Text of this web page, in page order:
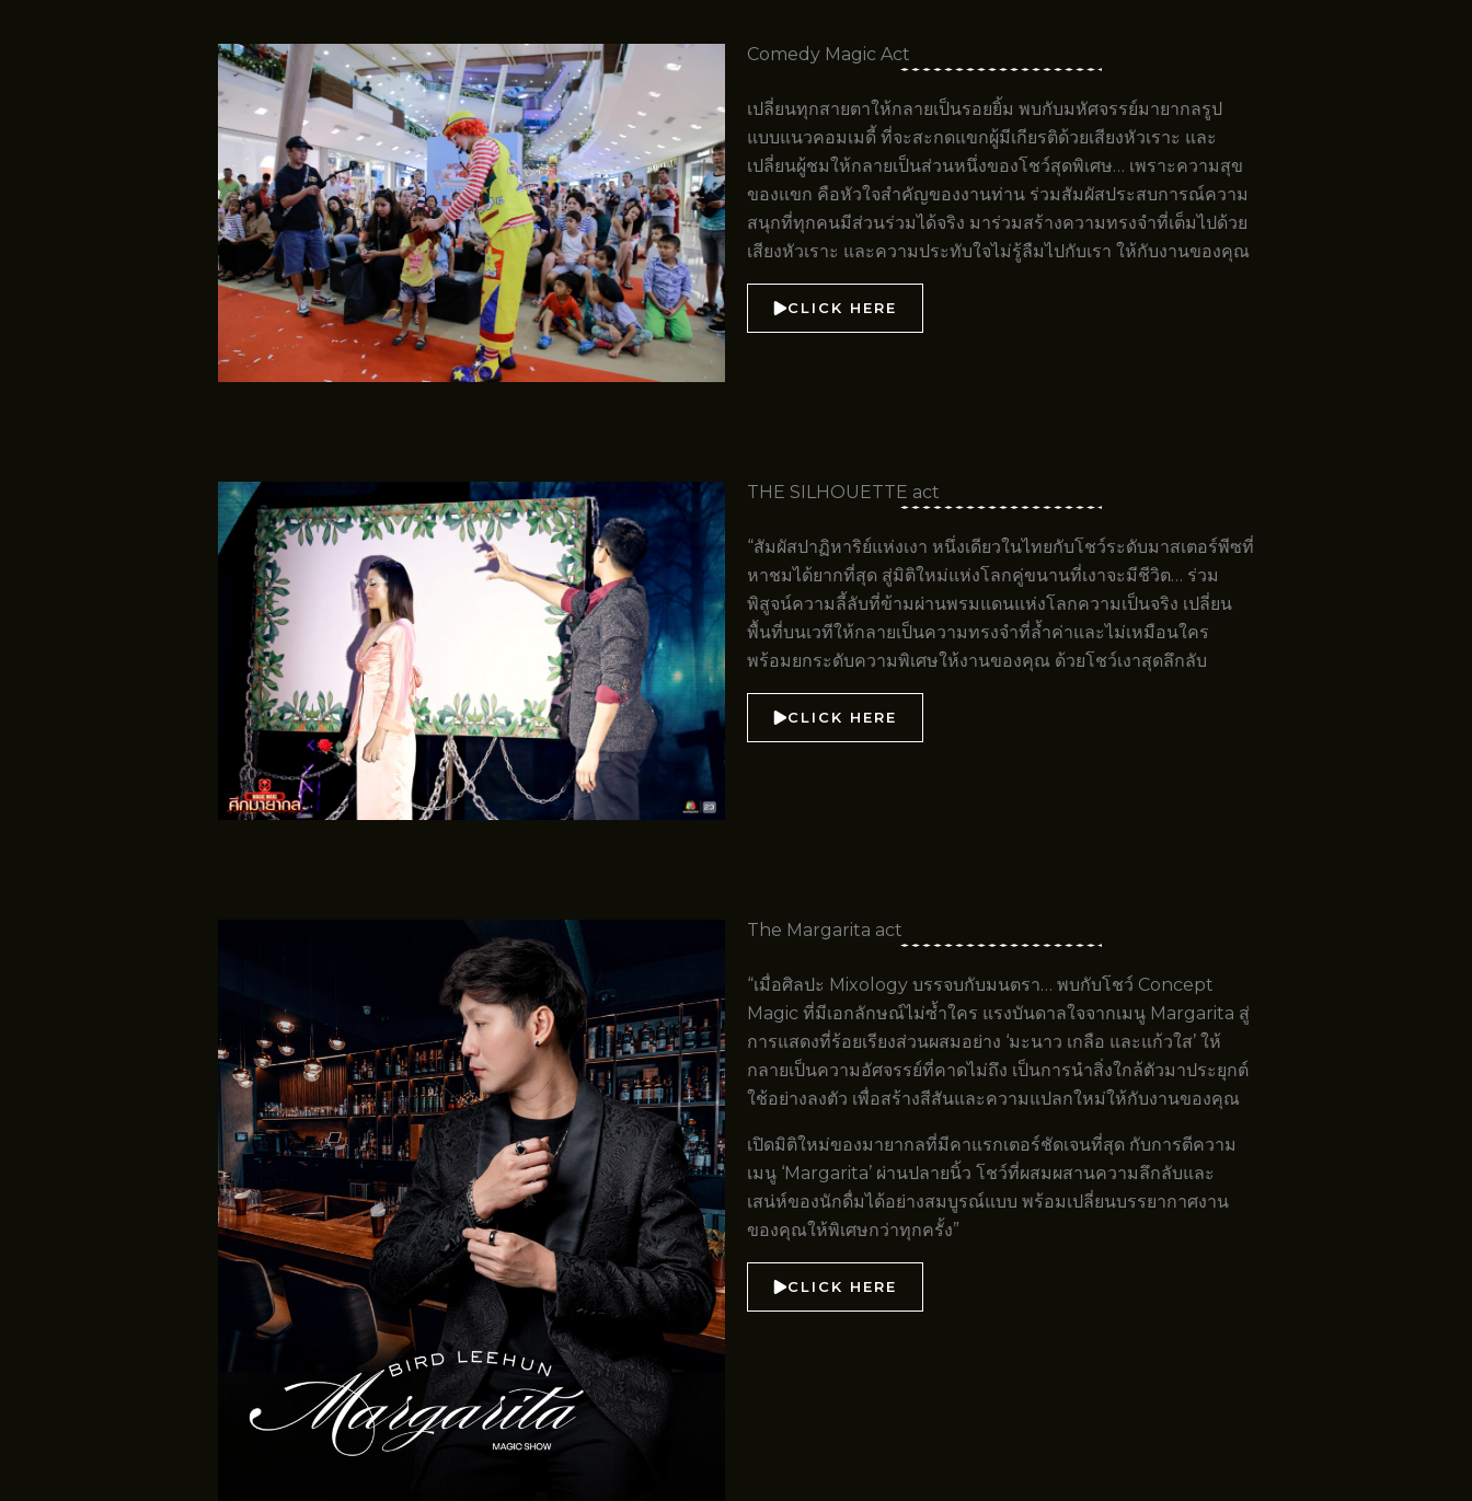
Comedy Magic Act
เปลี่ยนทุกสายตาให้กลายเป็นรอยยิ้ม พบกับมหัศจรรย์มายากลรูป
แบบแนวคอมเมดี้ ที่จะสะกดแขกผู้มีเกียรติด้วยเสียงหัวเราะ และ
เปลี่ยนผู้ชมให้กลายเป็นส่วนหนึ่งของโชว์สุดพิเศษ… เพราะความสุข
ของแขก คือหัวใจสำคัญของงานท่าน ร่วมสัมผัสประสบการณ์ความ
สนุกที่ทุกคนมีส่วนร่วมได้จริง มาร่วมสร้างความทรงจำที่เต็มไปด้วย
เสียงหัวเราะ และความประทับใจไม่รู้ลืมไปกับเรา ให้กับงานของคุณ
CLICK HERE
THE SILHOUETTE act
“สัมผัสปาฏิหาริย์แห่งเงา หนึ่งเดียวในไทยกับโชว์ระดับมาสเตอร์พีซที่
หาชมได้ยากที่สุด สู่มิติใหม่แห่งโลกคู่ขนานที่เงาจะมีชีวิต… ร่วม
พิสูจน์ความลี้ลับที่ข้ามผ่านพรมแดนแห่งโลกความเป็นจริง เปลี่ยน
พื้นที่บนเวทีให้กลายเป็นความทรงจำที่ล้ำค่าและไม่เหมือนใคร
พร้อมยกระดับความพิเศษให้งานของคุณ ด้วยโชว์เงาสุดลึกลับ
CLICK HERE
The Margarita act
“เมื่อศิลปะ Mixology บรรจบกับมนตรา… พบกับโชว์ Concept
Magic ที่มีเอกลักษณ์ไม่ซ้ำใคร แรงบันดาลใจจากเมนู Margarita สู่
การแสดงที่ร้อยเรียงส่วนผสมอย่าง ‘มะนาว เกลือ และแก้วใส’ ให้
กลายเป็นความอัศจรรย์ที่คาดไม่ถึง เป็นการนำสิ่งใกล้ตัวมาประยุกต์
ใช้อย่างลงตัว เพื่อสร้างสีสันและความแปลกใหม่ให้กับงานของคุณ
เปิดมิติใหม่ของมายากลที่มีคาแรกเตอร์ชัดเจนที่สุด กับการตีความ
เมนู ‘Margarita’ ผ่านปลายนิ้ว โชว์ที่ผสมผสานความลึกลับและ
เสน่ห์ของนักดื่มได้อย่างสมบูรณ์แบบ พร้อมเปลี่ยนบรรยากาศงาน
ของคุณให้พิเศษกว่าทุกครั้ง”
CLICK HERE